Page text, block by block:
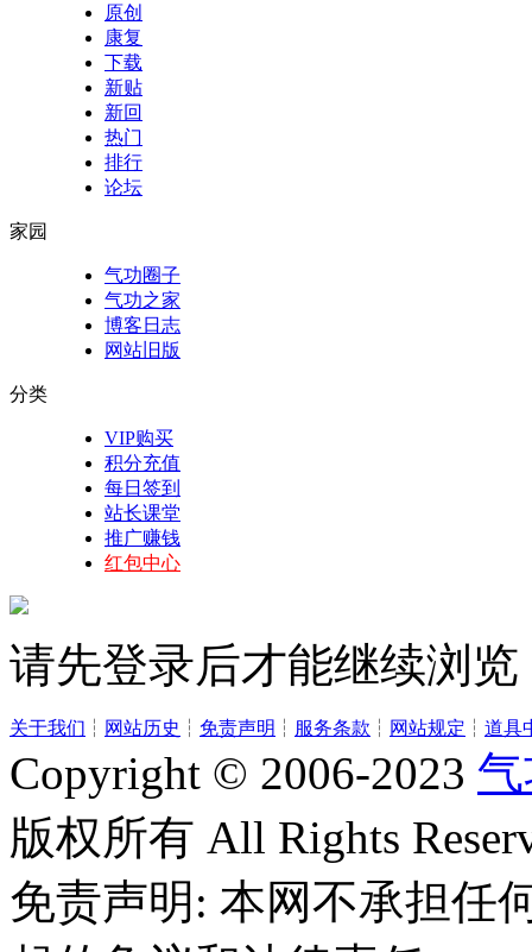
原创
康复
下载
新贴
新回
热门
排行
论坛
家园
气功圈子
气功之家
博客日志
网站旧版
分类
VIP购买
积分充值
每日签到
站长课堂
推广赚钱
红包中心
请先登录后才能继续浏览
关于我们 ┆ 网站历史 ┆ 免责声明 ┆ 服务条款 ┆ 网站规定 ┆ 道具
Copyright © 2006-2023
版权所有 All Rights
免责声明: 本网不承担任